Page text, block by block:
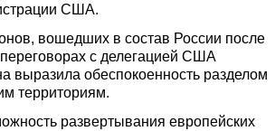
США.
вошедших в состав России после
с делегацией США
выразила обеспокоенность разделом
территориям.
развертывания европейских